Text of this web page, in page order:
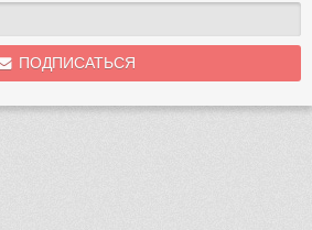
ПОДПИСАТЬСЯ